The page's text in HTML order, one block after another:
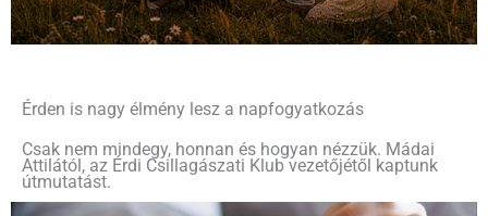
Érden is nagy élmény lesz a napfogyatkozás
Csak nem mindegy, honnan és hogyan nézzük. Mádai
Attilától, az Érdi Csillagászati Klub vezetőjétől kaptunk
útmutatást.